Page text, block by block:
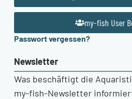
my-fish User
Passwort vergessen?
Newsletter
Was beschäftigt die
my-fish-Newsletter